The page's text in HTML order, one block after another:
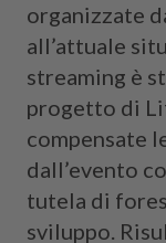
organizzate
all’attuale
streaming è
progetto di
compensate
dall’evento
tutela di
sviluppo.